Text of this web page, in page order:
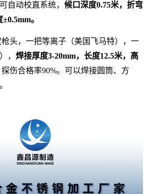
自动校直系统， 候口深度0.75米，折弯
。
枪头，一把等离子（美国飞马特），一
， 焊接厚度3-20mm，长度12.5米，高
伤合格率90%。可以焊接圆筒、方